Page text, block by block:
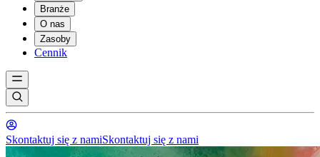
Branże
O nas
Zasoby
Cennik
Skontaktuj się z namiSkontaktuj się z nami